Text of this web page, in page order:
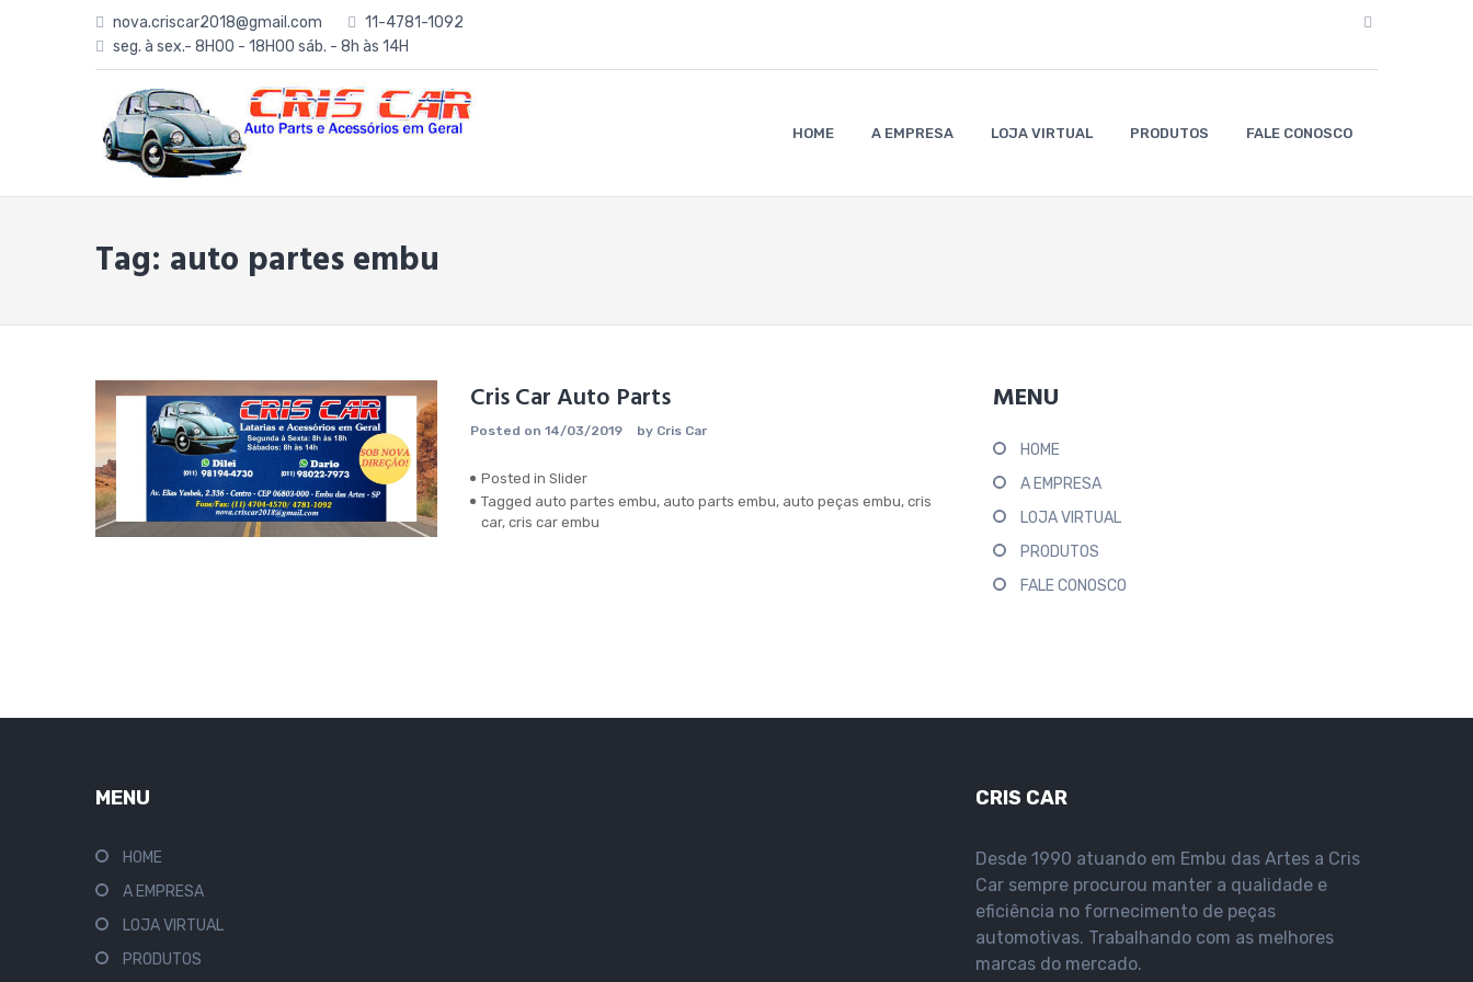
nova.criscar2018@gmail.com
11-4781-1092
seg. à sex.- 8H00 - 18H00 sáb. - 8h às 14H
HOME A EMPRESA LOJA VIRTUAL PRODUTOS FALE CONOSCO
Tag: auto partes embu
Cris Car Auto Parts
Posted on 14/03/2019 by Cris Car
Posted in Slider
Tagged auto partes embu, auto parts embu, auto peças embu, cris
car, cris car embu
MENU
HOME
A EMPRESA
LOJA VIRTUAL
PRODUTOS
FALE CONOSCO
MENU
HOME
A EMPRESA
LOJA VIRTUAL
PRODUTOS
CRIS CAR
Desde 1990 atuando em Embu das Artes a Cris
Car sempre procurou manter a qualidade e
eficiência no fornecimento de peças
automotivas. Trabalhando com as melhores
marcas do mercado.